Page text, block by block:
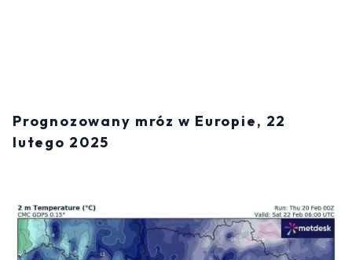
Prognozowany mróz w Europie, 22
lutego 2025